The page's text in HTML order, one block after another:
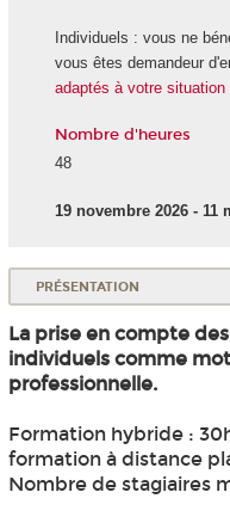
Individuels : vous ne
vous êtes demandeur
adaptés à votre situation
Nombre d'heures
48
19 novembre 2026 - 11
PRÉSENTATION
La prise en compte
individuels comme
professionnelle.
Formation hybride :
formation à distance
Nombre de stagiaires